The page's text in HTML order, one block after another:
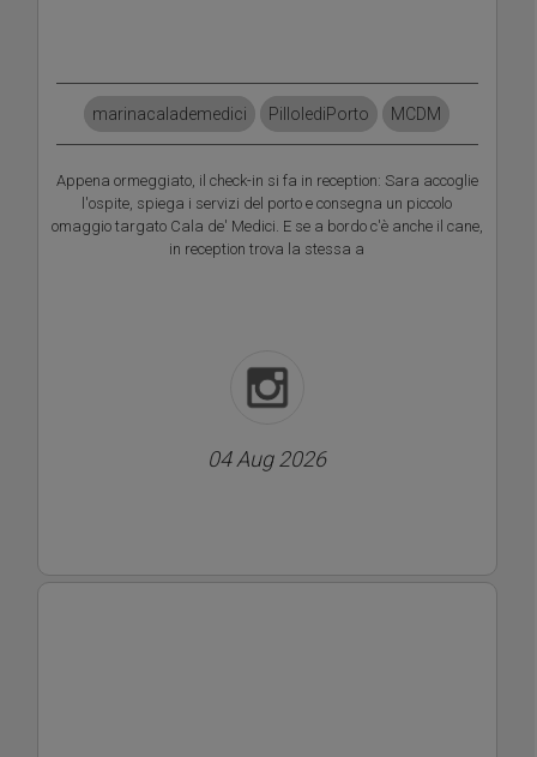
marinacalademedici PillolediPorto MCDM
Appena ormeggiato, il check-in si fa in reception: Sara accoglie
l'ospite, spiega i servizi del porto e consegna un piccolo
omaggio targato Cala de' Medici. E se a bordo c'è anche il cane,
in reception trova la stessa a
04 Aug 2026